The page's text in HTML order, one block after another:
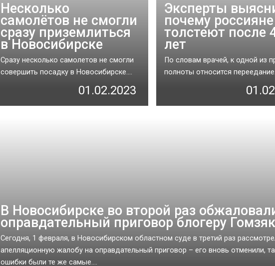
Несколько
самолётов не смогли
сразу приземлиться
в Новосибирске
Сразу несколько самолетов не смогли
совершить посадку в Новосибирске....
01.02.2023
Эксперты
почему россияне
толстеют после
лет
По словам врачей, к одной из
полноты относится
В Новосибирске во второй раз
оправдательный приговор блогеру
Сегодня, 1 февраля, в Новосибирском областном суде в третий раз
апелляционную жалобу на оправдательный приговор – его вновь отменили,
ошибки были те же самые....